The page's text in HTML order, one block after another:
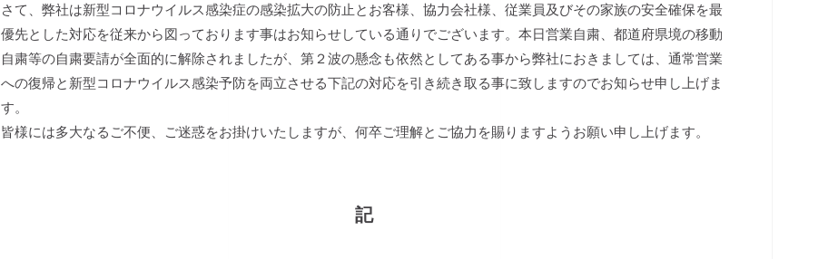
さて、弊社は新型コロナウイルス感染症の感染拡大の防止とお客様、協力会社様、従業員及びその家族の安全確保を最
優先とした対応を従来から図っております事はお知らせしている通りでございます。本日営業自粛、都道府県境の移動
自粛等の自粛要請が全面的に解除されましたが、第２波の懸念も依然としてある事から弊社におきましては、通常営業
への復帰と新型コロナウイルス感染予防を両立させる下記の対応を引き続き取る事に致しますのでお知らせ申し上げま
す。
皆様には多大なるご不便、ご迷惑をお掛けいたしますが、何卒ご理解とご協力を賜りますようお願い申し上げます。
記